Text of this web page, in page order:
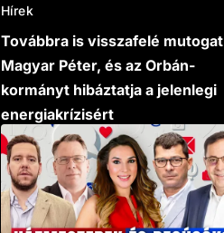
Hírek
Továbbra is visszafelé mutogat
Magyar Péter, és az Orbán-
kormányt hibáztatja a jelenlegi
energiakrízisért